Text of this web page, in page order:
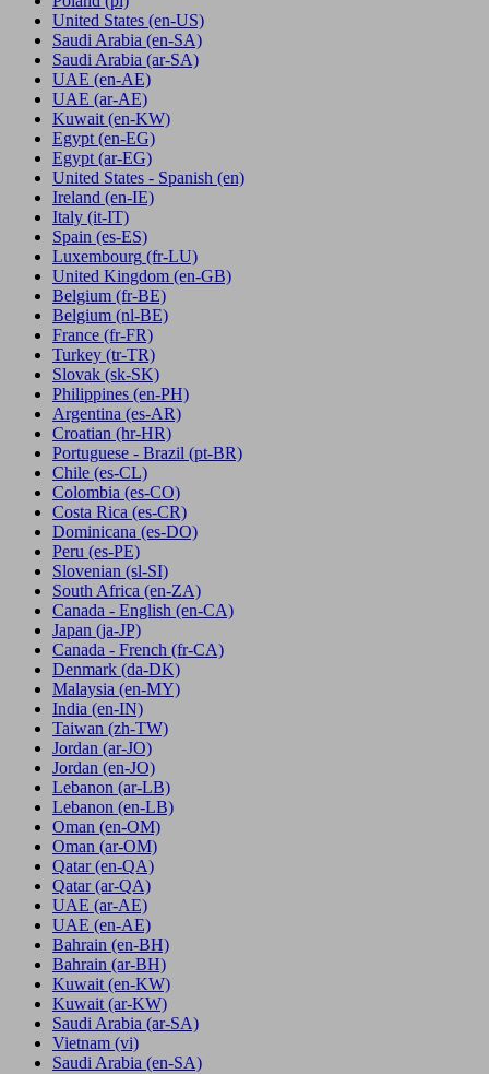
United States (en-US)
Saudi Arabia (en-SA)
Saudi Arabia (ar-SA)
UAE (en-AE)
UAE (ar-AE)
Kuwait (en-KW)
Egypt (en-EG)
Egypt (ar-EG)
United States - Spanish (en)
Ireland (en-IE)
Italy (it-IT)
Spain (es-ES)
Luxembourg (fr-LU)
United Kingdom (en-GB)
Belgium (fr-BE)
Belgium (nl-BE)
France (fr-FR)
Turkey (tr-TR)
Slovak (sk-SK)
Philippines (en-PH)
Argentina (es-AR)
Croatian (hr-HR)
Portuguese - Brazil (pt-BR)
Chile (es-CL)
Colombia (es-CO)
Costa Rica (es-CR)
Dominicana (es-DO)
Peru (es-PE)
Slovenian (sl-SI)
South Africa (en-ZA)
Canada - English (en-CA)
Japan (ja-JP)
Canada - French (fr-CA)
Denmark (da-DK)
Malaysia (en-MY)
India (en-IN)
Taiwan (zh-TW)
Jordan (ar-JO)
Jordan (en-JO)
Lebanon (ar-LB)
Lebanon (en-LB)
Oman (en-OM)
Oman (ar-OM)
Qatar (en-QA)
Qatar (ar-QA)
UAE (ar-AE)
UAE (en-AE)
Bahrain (en-BH)
Bahrain (ar-BH)
Kuwait (en-KW)
Kuwait (ar-KW)
Saudi Arabia (ar-SA)
Vietnam (vi)
Saudi Arabia (en-SA)